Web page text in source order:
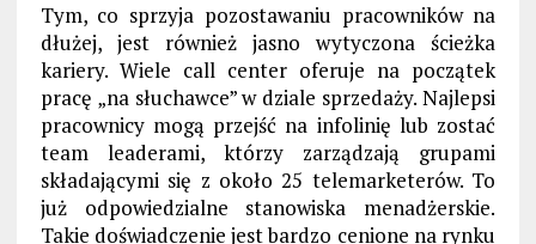
Tym, co sprzyja pozostawaniu pracowników na
dłużej, jest również jasno wytyczona ścieżka
kariery. Wiele call center oferuje na początek
pracę „na słuchawce” w dziale sprzedaży. Najlepsi
pracownicy mogą przejść na infolinię lub zostać
team leaderami, którzy zarządzają grupami
składającymi się z około 25 telemarketerów. To
już odpowiedzialne stanowiska menadżerskie.
Takie doświadczenie jest bardzo cenione na rynku